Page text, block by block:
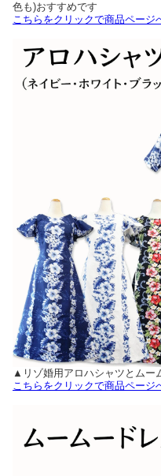
色も)おすすめです
こちらをクリックで商品ページ
▲リゾ婚用アロハシャツとムー
こちらをクリックで商品ページ